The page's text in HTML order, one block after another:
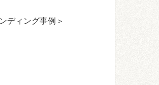
ィング事例＞